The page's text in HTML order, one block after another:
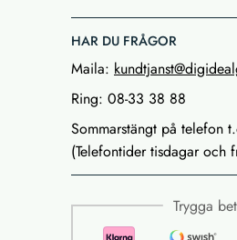
HAR DU FRÅGOR
Maila:
Ring: 08-33 38 88
Sommarstängt på telefon
(Telefontider tisdagar och
Trygga